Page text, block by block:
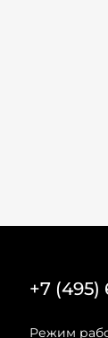
+7 (495)
Режим